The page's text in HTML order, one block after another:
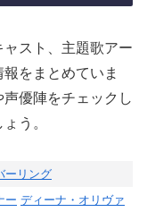
ャスト、主題歌アー
をまとめていま
優陣をチェックし
う。
ーリング
ー ディーナ・オリヴァ